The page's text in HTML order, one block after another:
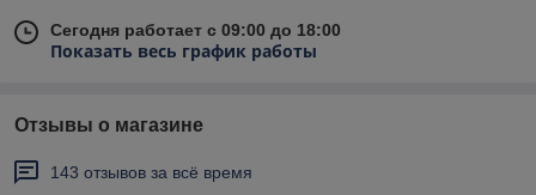
Сегодня работает с 09:00 до 18:00
Показать весь график работы
Отзывы о магазине
143 отзывов за всё время